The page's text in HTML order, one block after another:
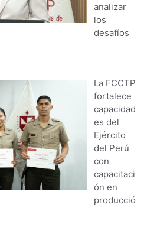
analizar
los
desafíos
La FCCTP
fortalece
capacidad
es del
Ejército
del Perú
con
capacitaci
ón en
producció